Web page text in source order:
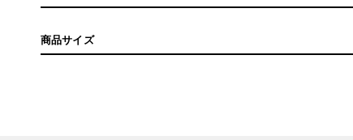
商品サイズ